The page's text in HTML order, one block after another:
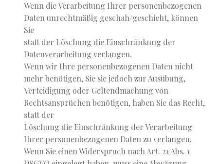
Wenn die Verarbeitung Ihrer personenbezogenen
Daten unrechtmäßig geschah/geschieht, können
Sie
statt der Löschung die Einschränkung der
Datenverarbeitung verlangen.
Wenn wir Ihre personenbezogenen Daten nicht
mehr benötigen, Sie sie jedoch zur Ausübung,
Verteidigung oder Geltendmachung von
Rechtsansprüchen benötigen, haben Sie das Recht,
statt der
Löschung die Einschränkung der Verarbeitung
Ihrer personenbezogenen Daten zu verlangen.
Wenn Sie einen Widerspruch nach Art. 21 Abs. 1